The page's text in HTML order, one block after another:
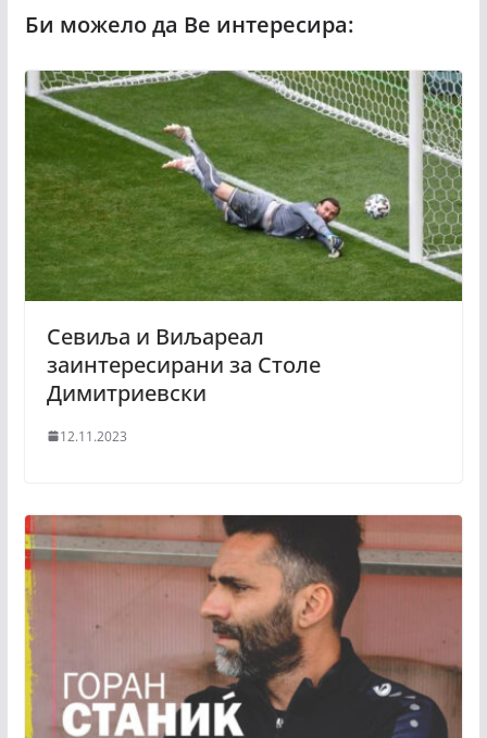
Севиља и Виљареал
заинтересирани за Столе
Димитриевски
12.11.2023